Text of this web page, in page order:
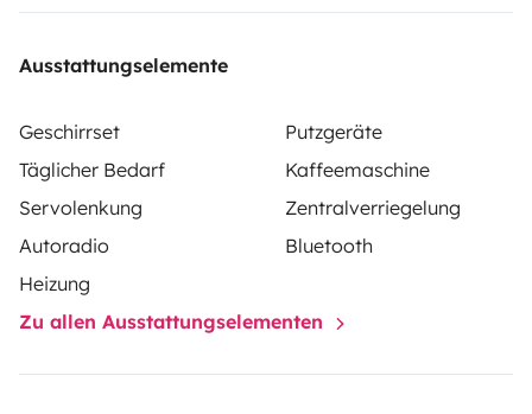
Ausstattungselemente
Geschirrset
Putzgeräte
Täglicher Bedarf
Kaffeemaschine
Servolenkung
Zentralverriegelung
Autoradio
Bluetooth
Heizung
Zu allen Ausstattungselementen